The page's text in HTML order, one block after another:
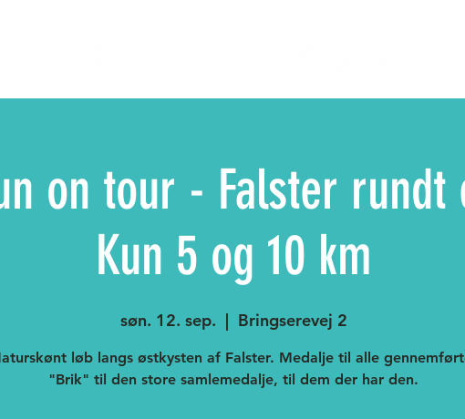
on tour - Falster rundt
Kun 5 og 10 km
søn. 12. sep.
  |
Bringserevej 2
løb langs østkysten af Falster. Medalje til alle
"Brik" til den store samlemedalje, til dem der har den.